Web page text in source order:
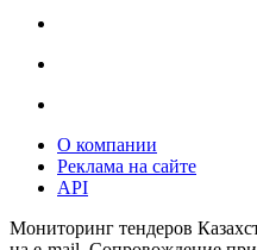
О компании
Реклама на сайте
API
Мониторинг тендеров